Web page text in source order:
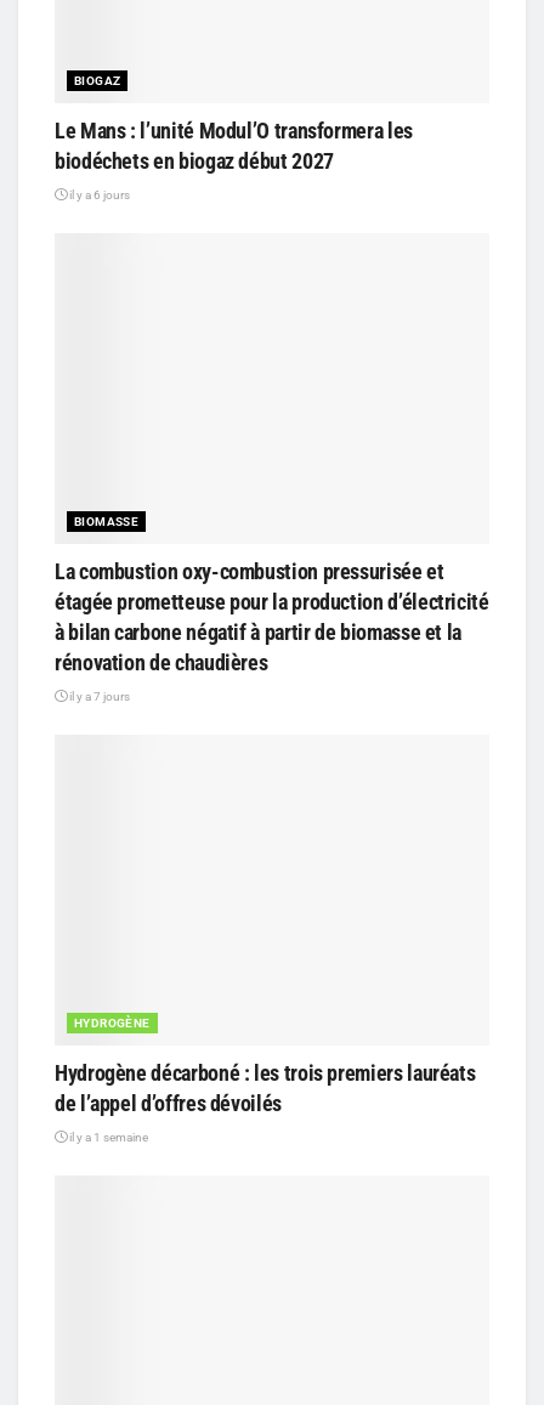
BIOGAZ
Le Mans : l’unité Modul’O transformera les
biodéchets en biogaz début 2027
il y a 6 jours
BIOMASSE
La combustion oxy-combustion pressurisée et
étagée prometteuse pour la production d’électricité
à bilan carbone négatif à partir de biomasse et la
rénovation de chaudières
il y a 7 jours
HYDROGÈNE
Hydrogène décarboné : les trois premiers lauréats
de l’appel d’offres dévoilés
il y a 1 semaine